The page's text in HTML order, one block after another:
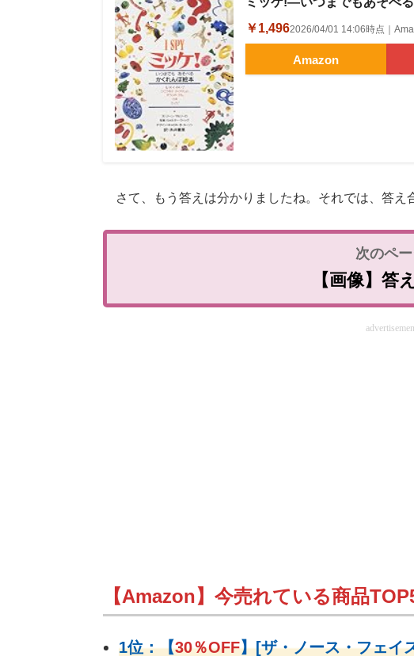
￥1,4962026/04/01 14:06時点｜
Amazon
さて、もう答えは分かりましたね。それでは、答え
【画像】答
【Amazon】今売れている商品
1位：【30％OFF】[ザ・ノース・フェイ